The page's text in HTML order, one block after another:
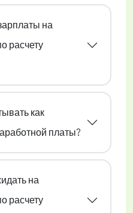
на
расчету
как
платы?
на
расчету